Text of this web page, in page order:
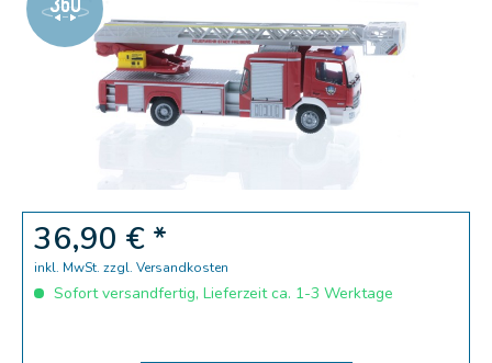
36,90 € *
inkl. MwSt. zzgl. Versandkosten
Sofort versandfertig, Lieferzeit ca. 1-3 Werktage